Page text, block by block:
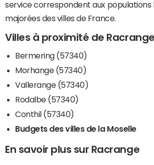
service correspondent aux populations
majorées des villes de France.
Villes à proximité de Racrange
Bermering (57340)
Morhange (57340)
Vallerange (57340)
Rodalbe (57340)
Conthil (57340)
Budgets des villes de la Moselle
En savoir plus sur Racrange